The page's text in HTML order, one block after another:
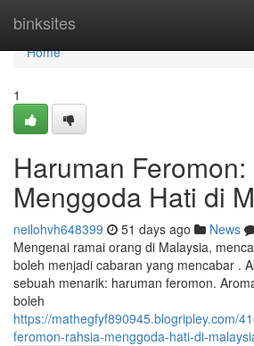
binksites
Home
Home
1
Haruman
Menggoda Hati di
neilohvh648399 51 days ago News
Mengenai ramai orang di Malaysia,
boleh menjadi cabaran yang mencabar .
sebuah menarik: haruman feromon.
boleh
https://mathegfyf890945.blogripley.com/
feromon-rahsia-menggoda-hati-di-